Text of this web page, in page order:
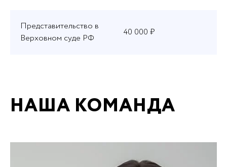
Представительство в
Верховном суде РФ
40 000 ₽
НАША КОМАНДА